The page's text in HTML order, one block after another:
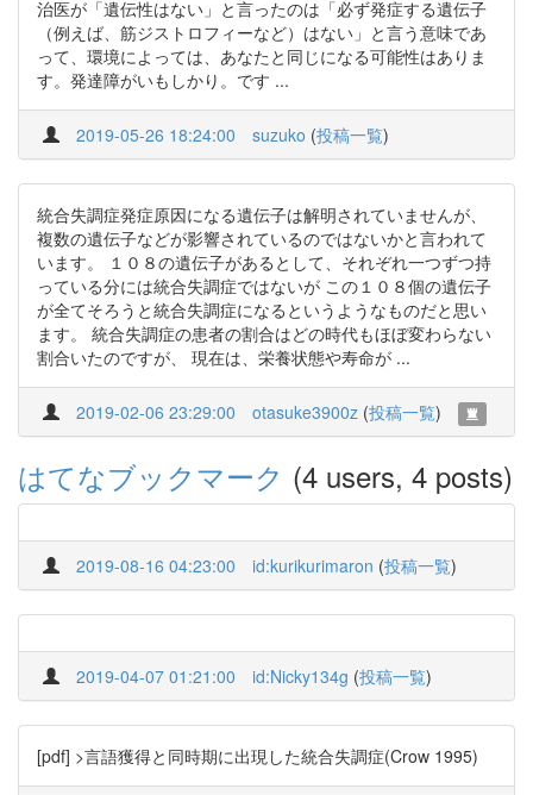
治医が「遺伝性はない」と言ったのは「必ず発症する遺伝子
（例えば、筋ジストロフィーなど）はない」と言う意味であ
って、環境によっては、あなたと同じになる可能性はありま
す。発達障がいもしかり。です ...
2019-05-26 18:24:00 suzuko (投稿一覧)
統合失調症発症原因になる遺伝子は解明されていませんが、
複数の遺伝子などが影響されているのではないかと言われて
います。 １０８の遺伝子があるとして、それぞれ一つずつ持
っている分には統合失調症ではないが この１０８個の遺伝子
が全てそろうと統合失調症になるというようなものだと思い
ます。 統合失調症の患者の割合はどの時代もほぼ変わらない
割合いたのですが、 現在は、栄養状態や寿命が ...
2019-02-06 23:29:00 otasuke3900z (投稿一覧)
はてなブックマーク (4 users, 4 posts)
2019-08-16 04:23:00 id:kurikurimaron (投稿一覧)
2019-04-07 01:21:00 id:Nicky134g (投稿一覧)
[pdf] >言語獲得と同時期に出現した統合失調症(Crow 1995)